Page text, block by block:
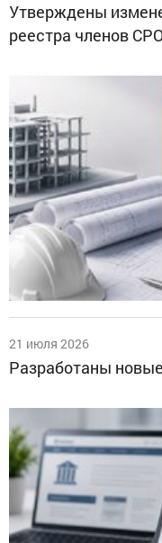
Утверждены
реестра членов
21 июля 2026
Разработаны